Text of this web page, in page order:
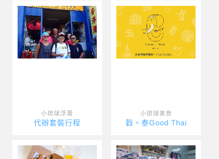
小琉球浮潛
代辦套裝行程
小琉球美食
穀。泰Good Thai